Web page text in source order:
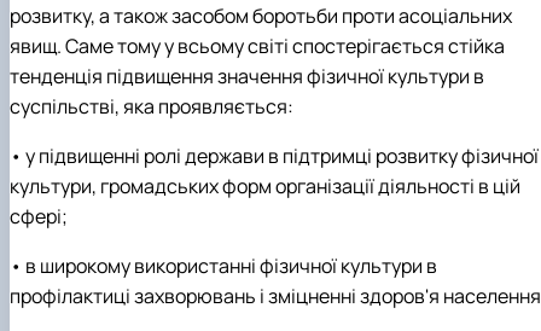
розвитку, а також засобом боротьби проти асоціальних
явищ. Саме тому у всьому світі спостерігається стійка
тенденція підвищення значення фізичної культури в
суспільстві, яка проявляється:
• у підвищенні ролі держави в підтримці розвитку фізичної
культури, громадських форм організації діяльності в цій
сфері;
• в широкому використанні фізичної культури в
профілактиці захворювань і зміцненні здоров'я